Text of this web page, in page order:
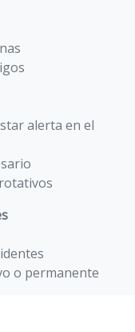
alerta en el
o permanente